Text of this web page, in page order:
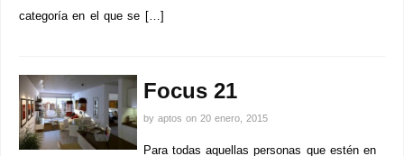
categoría en el que se […]
Focus 21
by aptos on 20 enero, 2015
Para todas aquellas personas que estén en